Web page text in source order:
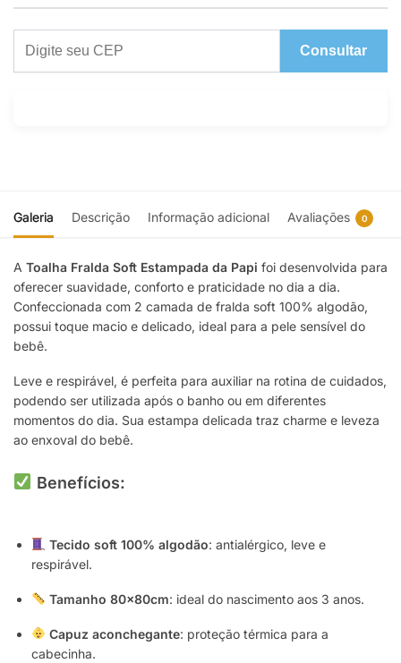
Consultar
Galeria Descrição Informação adicional Avaliações 0
A Toalha Fralda Soft Estampada da Papi foi desenvolvida para
oferecer suavidade, conforto e praticidade no dia a dia.
Confeccionada com 2 camada de fralda soft 100% algodão,
possui toque macio e delicado, ideal para a pele sensível do
bebê.
Leve e respirável, é perfeita para auxiliar na rotina de cuidados,
podendo ser utilizada após o banho ou em diferentes
momentos do dia. Sua estampa delicada traz charme e leveza
ao enxoval do bebê.
Benefícios:
Tecido soft 100% algodão: antialérgico, leve e
respirável.
Tamanho 80x80cm: ideal do nascimento aos 3 anos.
Capuz aconchegante: proteção térmica para a
cabecinha.